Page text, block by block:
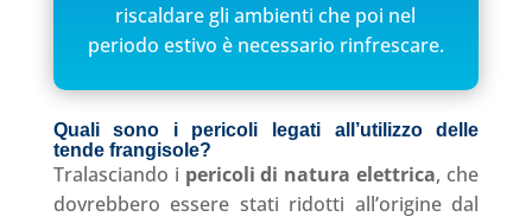
riscaldare gli ambienti che poi nel
periodo estivo è necessario rinfrescare.
Quali sono i pericoli legati all’utilizzo delle
tende frangisole?
Tralasciando i pericoli di natura elettrica, che
dovrebbero essere stati ridotti all’origine dal